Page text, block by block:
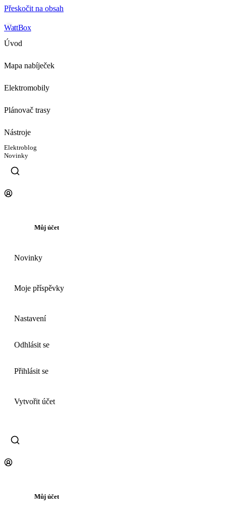
Přeskočit na obsah
WattBox
Úvod
Mapa nabíječek
Elektromobily
Plánovač trasy
Nástroje
Elektroblog
Novinky
Můj účet
Novinky
Moje příspěvky
Nastavení
Odhlásit se
Přihlásit se
Vytvořit účet
Můj účet